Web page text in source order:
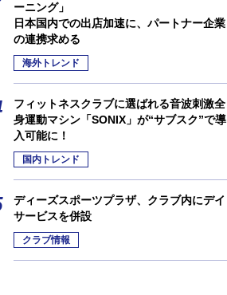
ーニング」
日本国内での出店加速に、パートナー企業
の連携求める
海外トレンド
フィットネスクラブに選ばれる音波刺激全
身運動マシン「SONIX」が“サブスク”で導
入可能に！
国内トレンド
ディーズスポーツプラザ、クラブ内にデイ
サービスを併設
クラブ情報